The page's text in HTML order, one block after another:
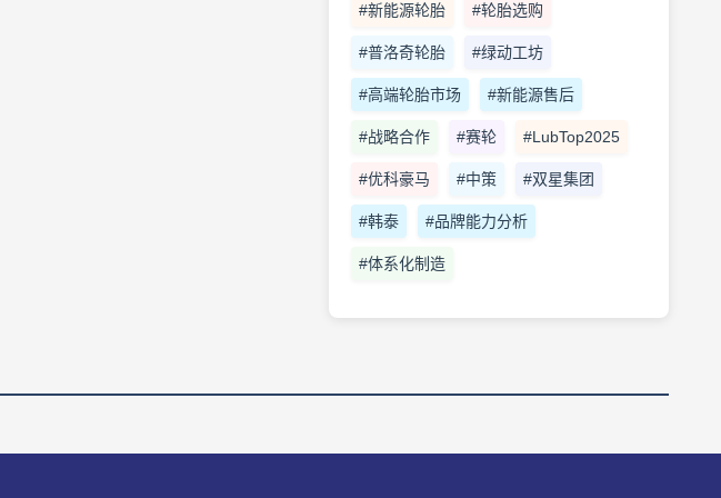
#新能源轮胎 #轮胎选购
#普洛奇轮胎 #绿动工坊
#高端轮胎市场 #新能源售后
#战略合作 #赛轮 #LubTop2025
#优科豪马 #中策 #双星集团
#韩泰 #品牌能力分析
#体系化制造